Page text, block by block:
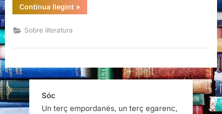
Continua llegint“Sostenibilitat
selectiva”
»
Sobre literatura
Sóc
Un terç empordanès, un terç egarenc,